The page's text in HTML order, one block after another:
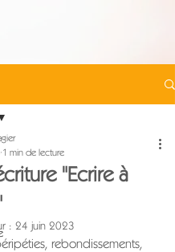
"Ecrire à
1 min de lecture
: 24 juin 2023
rebondissements,